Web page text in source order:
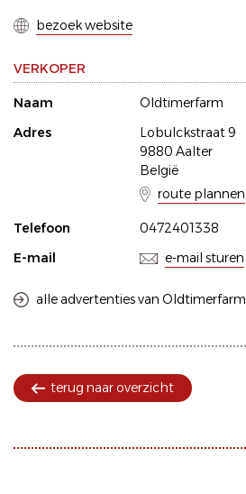
bezoek website
VERKOPER
Naam
Oldtimerfarm
Adres
Lobulckstraat 9
9880 Aalter
België
route plannen
Telefoon
0472401338
E-mail
e-mail sturen
alle advertenties van Oldtimerfarm
terug naar overzicht